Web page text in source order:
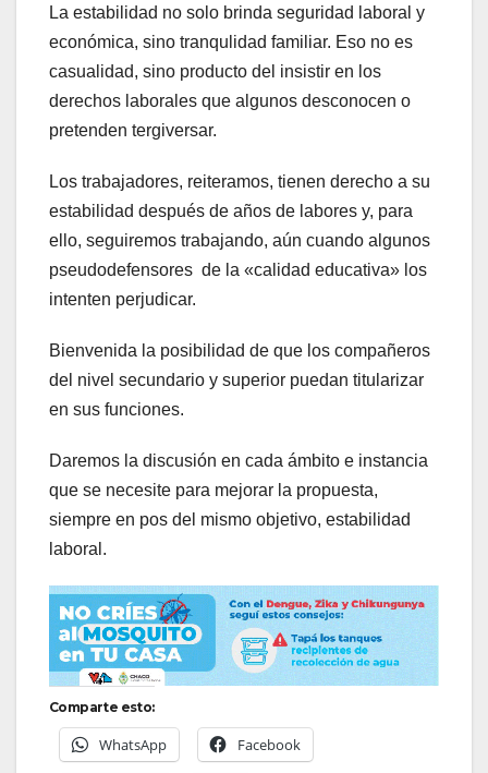
La estabilidad no solo brinda seguridad laboral y
económica, sino tranqulidad familiar. Eso no es
casualidad, sino producto del insistir en los
derechos laborales que algunos desconocen o
pretenden tergiversar.
Los trabajadores, reiteramos, tienen derecho a su
estabilidad después de años de labores y, para
ello, seguiremos trabajando, aún cuando algunos
pseudodefensores de la «calidad educativa» los
intenten perjudicar.
Bienvenida la posibilidad de que los compañeros
del nivel secundario y superior puedan titularizar
en sus funciones.
Daremos la discusión en cada ámbito e instancia
que se necesite para mejorar la propuesta,
siempre en pos del mismo objetivo, estabilidad
laboral.
Comparte esto:
WhatsApp Facebook